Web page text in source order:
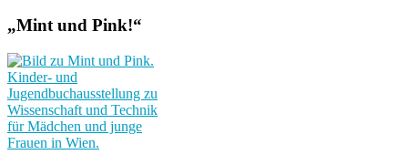
„Mint und Pink!“